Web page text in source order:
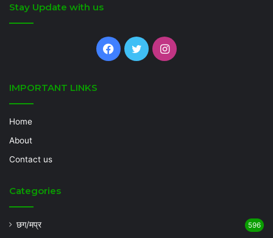
Stay Update with us
Facebook
TwitterInstagram
IMPORTANT LINKS
Home
About
Contact us
Categories
छग/मप्र 596